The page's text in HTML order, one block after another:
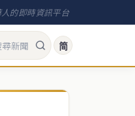
的即時資訊平台
简